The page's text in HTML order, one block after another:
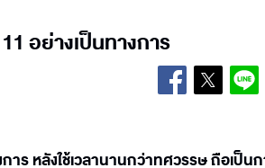
อย่างเป็นทางการ
าร หลังใช้เวลานานกว่าทศวรรษ ถือเป็น